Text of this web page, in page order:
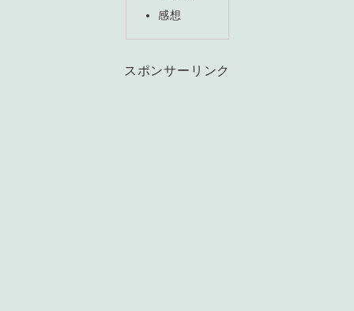
感想
スポンサーリンク